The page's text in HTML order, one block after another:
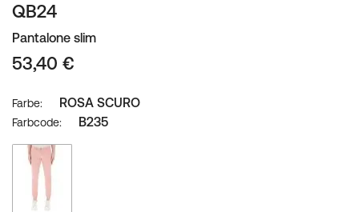
Anfang
der
springen
QB24
Pantalone slim
53,40 €
Farbe ROSA SCURO
Farbcode B235